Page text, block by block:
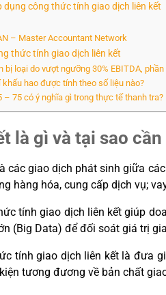
dụng công thức tính giao dịch liên kết
– Master Accountant Network
thức tính giao dịch liên kết
bị loại do vượt ngưỡng 30% EBITDA,
khấu hao được tính theo số liệu nào?
– 75 có ý nghĩa gì trong thực tế thanh tra?
là gì và tại sao
các giao dịch phát sinh giữa
hàng hóa, cung cấp dịch vụ;
tính giao dịch liên kết giúp
(Big Data) để đối soát giá trị
tính giao dịch liên kết là đưa
tương đương về bản chất